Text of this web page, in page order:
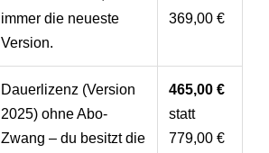
immer die neueste
Version.
369,00 €
Dauerlizenz (Version
2025) ohne Abo-
Zwang – du besitzt die
465,00 €
statt
779,00 €